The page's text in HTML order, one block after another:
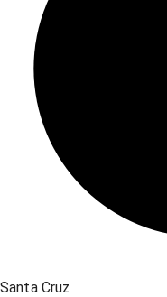
Santa Cruz